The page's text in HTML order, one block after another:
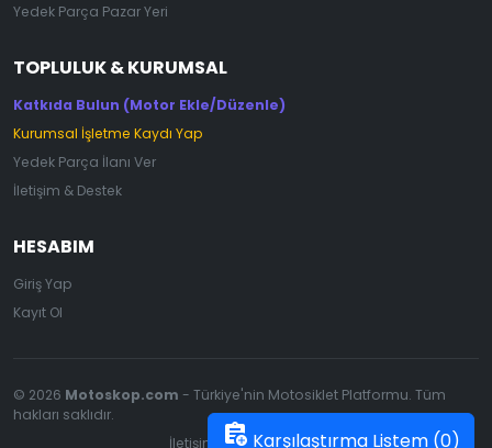
assignment_add Karşılaştırma Listem (0)
Yedek Parça Pazar Yeri
TOPLULUK & KURUMSAL
Katkıda Bulun (Motor Ekle/Düzenle)
Kurumsal İşletme Kaydı Yap
Yedek Parça İlanı Ver
İletişim & Destek
HESABIM
Giriş Yap
Kayıt Ol
© 2026 Motoskop.com - Türkiye'nin Motosiklet Platformu. Tüm
hakları saklıdır.
İletişim
Gizlilik Politikası